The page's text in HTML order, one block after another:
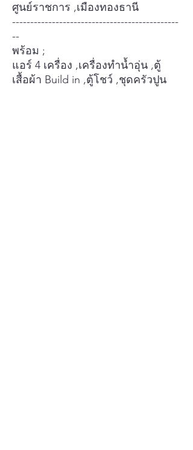
ศูนย์ราชการ ,เมืองทองธานี
----------------------------------------------
--
พร้อม ;
แอร์ 4 เครื่อง ,เครื่องทำน้ำอุ่น ,ตู้
เสื้อผ้า Build in ,ตู้โชว์ ,ชุดครัวปูน